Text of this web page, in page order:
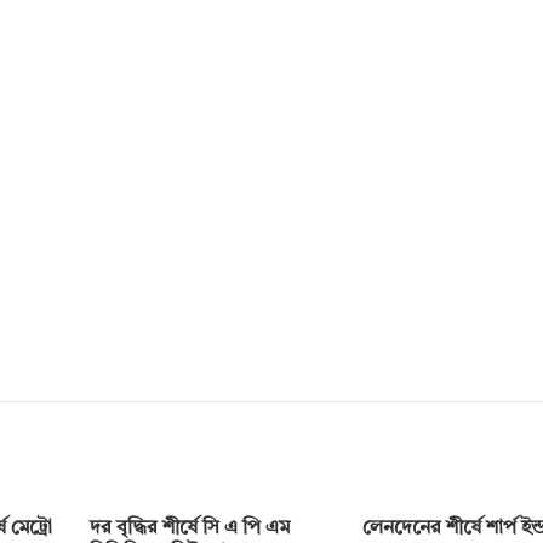
মেট্রো দর বৃদ্ধির শীর্ষে সি এ পি এম লেনদেনের শীর্ষে শার্প